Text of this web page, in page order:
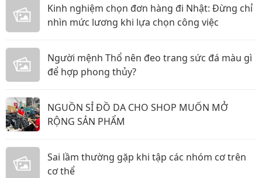
Kinh nghiệm chọn đơn hàng đi Nhật: Đừng chỉ
nhìn mức lương khi lựa chọn công việc
Người mệnh Thổ nên đeo trang sức đá màu gì
để hợp phong thủy?
NGUỒN SỈ ĐỒ DA CHO SHOP MUỐN MỞ
RỘNG SẢN PHẨM
Sai lầm thường gặp khi tập các nhóm cơ trên
cơ thể